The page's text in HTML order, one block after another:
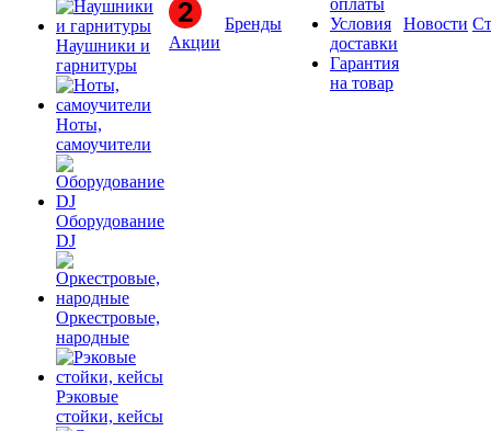
Наушники и
гарнитуры
Ноты,
самоучители
Оборудование
DJ
Оркестровые,
народные
Рэковые
стойки, кейсы
Акции
Бренды
оплаты
Условия
доставки
Гарантия
на товар
Новости